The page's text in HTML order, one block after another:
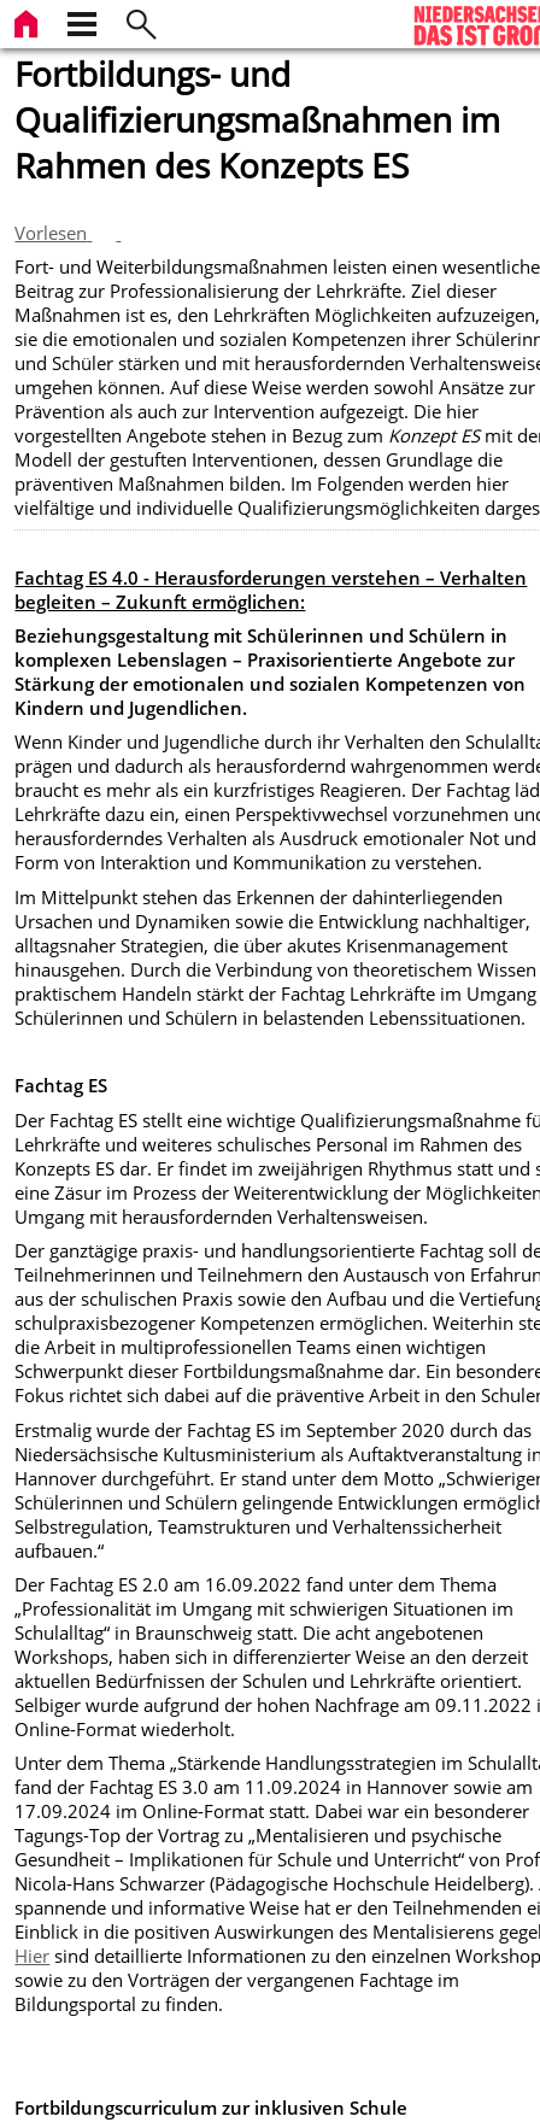
Fortbildungs- und
Qualifizierungsmaßnahmen im
Rahmen des Konzepts ES
Vorlesen
Fort- und Weiterbildungsmaßnahmen leisten einen
Beitrag zur Professionalisierung der Lehrkräfte. Ziel dieser
Maßnahmen ist es, den Lehrkräften Möglichkeiten
sie die emotionalen und sozialen Kompetenzen ihrer
und Schüler stärken und mit herausfordernden
umgehen können. Auf diese Weise werden sowohl Ansätze zur
Prävention als auch zur Intervention aufgezeigt. Die hier
vorgestellten Angebote stehen in Bezug zum Konzept ESmit
Modell der gestuften Interventionen, dessen Grundlage die
präventiven Maßnahmen bilden. Im Folgenden werden hier
vielfältige und individuelle Qualifizierungsmöglichkeiten
Fachtag ES 4.0 - Herausforderungen verstehen – Verhalten
begleiten – Zukunft ermöglichen:
Beziehungsgestaltung mit Schülerinnen und Schülern in
komplexen Lebenslagen – Praxisorientierte Angebote zur
Stärkung der emotionalen und sozialen Kompetenzen von
Kindern und Jugendlichen.
Wenn Kinder und Jugendliche durch ihr Verhalten den
prägen und dadurch als herausfordernd wahrgenommen
braucht es mehr als ein kurzfristiges Reagieren. Der Fachtag
Lehrkräfte dazu ein, einen Perspektivwechsel vorzunehmen
herausforderndes Verhalten als Ausdruck emotionaler Not und
Form von Interaktion und Kommunikation zu verstehen.
Im Mittelpunkt stehen das Erkennen der dahinterliegenden
Ursachen und Dynamiken sowie die Entwicklung nachhaltiger,
alltagsnaher Strategien, die über akutes Krisenmanagement
hinausgehen. Durch die Verbindung von theoretischem
praktischem Handeln stärkt der Fachtag Lehrkräfte im
Schülerinnen und Schülern in belastenden Lebenssituationen.
Fachtag ES
Der Fachtag ES stellt eine wichtige Qualifizierungsmaßnahme
Lehrkräfte und weiteres schulisches Personal im Rahmen des
Konzepts ES dar. Er findet im zweijährigen Rhythmus statt und
eine Zäsur im Prozess der Weiterentwicklung der
Umgang mit herausfordernden Verhaltensweisen.
Der ganztägige praxis- und handlungsorientierte Fachtag soll
Teilnehmerinnen und Teilnehmern den Austausch von
aus der schulischen Praxis sowie den Aufbau und die
schulpraxisbezogener Kompetenzen ermöglichen. Weiterhin
die Arbeit in multiprofessionellen Teams einen wichtigen
Schwerpunkt dieser Fortbildungsmaßnahme dar. Ein
Fokus richtet sich dabei auf die präventive Arbeit in den
Erstmalig wurde der Fachtag ES im September 2020 durch das
Niedersächsische Kultusministerium als Auftaktveranstaltung
Hannover durchgeführt. Er stand unter dem Motto
Schülerinnen und Schülern gelingende Entwicklungen
Selbstregulation, Teamstrukturen und Verhaltenssicherheit
aufbauen.“
Der Fachtag ES 2.0 am 16.09.2022 fand unter dem Thema
„Professionalität im Umgang mit schwierigen Situationen im
Schulalltag“ in Braunschweig statt. Die acht angebotenen
Workshops, haben sich in differenzierter Weise an den derzeit
aktuellen Bedürfnissen der Schulen und Lehrkräfte orientiert.
Selbiger wurde aufgrund der hohen Nachfrage am 09.11.2022
Online-Format wiederholt.
Unter dem Thema „Stärkende Handlungsstrategien im
fand der Fachtag ES 3.0 am 11.09.2024 in Hannover sowie am
17.09.2024 im Online-Format statt. Dabei war ein besonderer
Tagungs-Top der Vortrag zu „Mentalisieren und psychische
Gesundheit – Implikationen für Schule und Unterricht“ von
Nicola-Hans Schwarzer (Pädagogische Hochschule
spannende und informative Weise hat er den Teilnehmenden
Einblick in die positiven Auswirkungen des Mentalisierens
Hier sind detaillierte Informationen zu den einzelnen
sowie zu den Vorträgen der vergangenen Fachtage im
Bildungsportal zu finden.
Fortbildungscurriculum zur inklusiven Schule